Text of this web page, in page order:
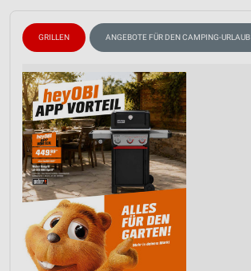
GRILLEN ANGEBOTE FÜR DEN CAMPING-URLAUB